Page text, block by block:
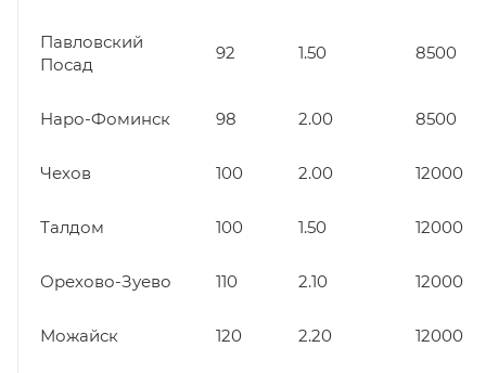
Павловский
Посад
92 1.50 8500
Наро-Фоминск 98 2.00 8500
Чехов 100 2.00 12000
Талдом 100 1.50 12000
Орехово-Зуево 110 2.10 12000
Можайск 120 2.20 12000